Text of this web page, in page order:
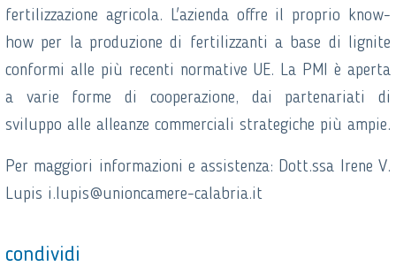
fertilizzazione agricola. L'azienda offre il proprio know-
how per la produzione di fertilizzanti a base di lignite
conformi alle più recenti normative UE. La PMI è aperta
a varie forme di cooperazione, dai partenariati di
sviluppo alle alleanze commerciali strategiche più ampie.
Per maggiori informazioni e assistenza: Dott.ssa Irene V.
Lupis i.lupis@unioncamere-calabria.it
condividi